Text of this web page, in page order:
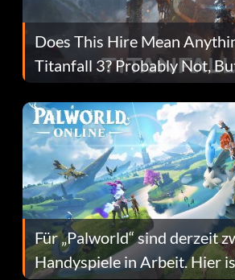
Does This Hire Mean
Titanfall 3? Probably Not,
Fans Are Hopeful
Für „Palworld“ sind derzeit
Handyspiele in Arbeit. Hier